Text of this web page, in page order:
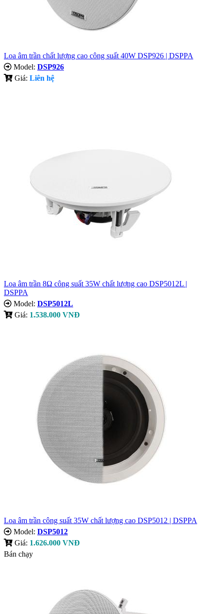
Loa âm trần chất lượng cao công suất 40W DSP926 | DSPPA
Model: DSP926
Giá: Liên hệ
Loa âm trần 8Ω công suất 35W chất lượng cao DSP5012L |
DSPPA
Model: DSP5012L
Giá: 1.538.000 VNĐ
Loa âm trần công suất 35W chất lượng cao DSP5012 | DSPPA
Model: DSP5012
Giá: 1.626.000 VNĐ
Bán chạy